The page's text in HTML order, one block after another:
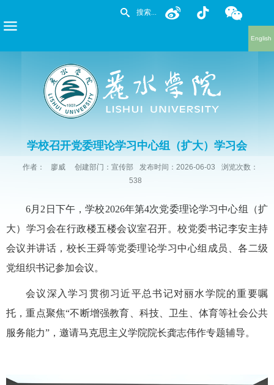
English
学校召开党委理论学习中心组（扩大）学习会
作者： 廖威 创建部门：宣传部 发布时间：2026-06-03
浏览次数：
538
6月2日下午，学校2026年第4次党委理论学习中心组（扩
大）学习会在行政楼五楼会议室召开。校党委书记李安主持
会议并讲话，校长王舜等党委理论学习中心组成员、各二级
党组织书记参加会议。
会议深入学习贯彻习近平总书记对丽水学院的重要嘱
托，重点聚焦“不断增强教育、科技、卫生、体育等社会公共
服务能力”，邀请马克思主义学院院长龚志伟作专题辅导。